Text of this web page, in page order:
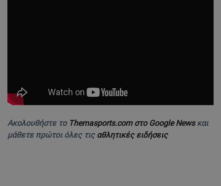
Ακολουθήστε το Themasports.com στο Google Newsκαι
μάθετε πρώτοι όλες τις αθλητικές ειδήσεις